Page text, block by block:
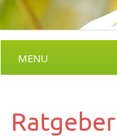
MENU
Ratgeber